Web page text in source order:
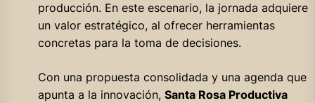
producción. En este escenario, la jornada adquiere
un valor estratégico, al ofrecer herramientas
concretas para la toma de decisiones.
Con una propuesta consolidada y una agenda que
apunta a la innovación, Santa Rosa Productiva